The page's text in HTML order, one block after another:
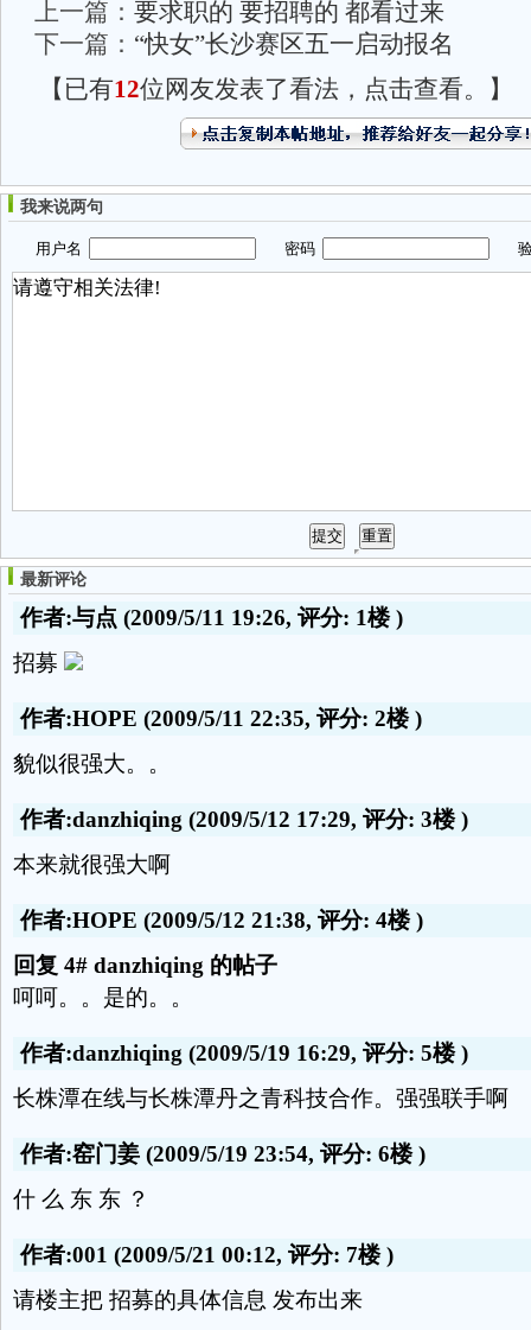
上一篇： 要求职的 要招聘的 都看过来
下一篇： “快女”长沙赛区五一启动报名
【已有12位网友发表了看法，点击查看。】
我来说两句
用户名 密码 验
最新评论
作者:与点 (2009/5/11 19:26, 评分: 1楼)
招募
作者:HOPE (2009/5/11 22:35, 评分: 2楼)
貌似很强大。。
作者:danzhiqing (2009/5/12 17:29, 评分: 3楼)
本来就很强大啊
作者:HOPE (2009/5/12 21:38, 评分: 4楼)
回复 4# danzhiqing 的帖子
呵呵。。是的。。
作者:danzhiqing (2009/5/19 16:29, 评分: 5楼)
长株潭在线与长株潭丹之青科技合作。强强联手啊
作者:窑门姜 (2009/5/19 23:54, 评分: 6楼)
什 么 东 东 ？
作者:001 (2009/5/21 00:12, 评分: 7楼)
请楼主把 招募的具体信息 发布出来